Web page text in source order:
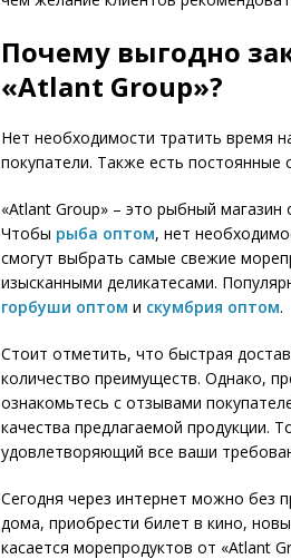
Почему выгодно
«Atlant Group»?
Нет необходимости тратить время
покупатели. Также есть постоянные
«Atlant Group» – это рыбный
Чтобы рыба оптом, нет
смогут выбрать самые свежие
изысканными деликатесами.
горбуши оптом и скумбрия оптом.
Стоит отметить, что быстрая
количество преимуществ. Однако,
ознакомьтесь с отзывами
качества предлагаемой продукции.
удовлетворяющий все ваши
Сегодня через интернет можно без
дома, приобрести билет в кино,
касается морепродуктов от «Atlant